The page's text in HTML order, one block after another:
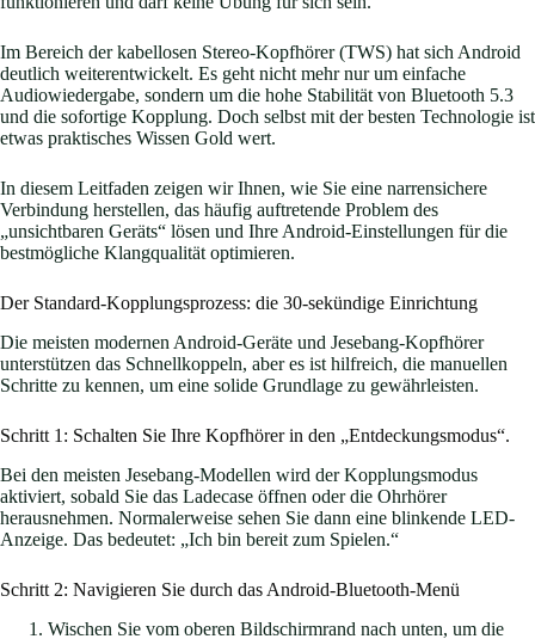
Im Bereich der kabellosen Stereo-Kopfhörer (TWS) hat sich Android
deutlich weiterentwickelt. Es geht nicht mehr nur um einfache
Audiowiedergabe, sondern um die hohe Stabilität von Bluetooth 5.3
und die sofortige Kopplung. Doch selbst mit der besten Technologie ist
etwas praktisches Wissen Gold wert.
In diesem Leitfaden zeigen wir Ihnen, wie Sie eine narrensichere
Verbindung herstellen, das häufig auftretende Problem des
„unsichtbaren Geräts“ lösen und Ihre Android-Einstellungen für die
bestmögliche Klangqualität optimieren.
Der Standard-Kopplungsprozess: die 30-sekündige Einrichtung
Die meisten modernen Android-Geräte und Jesebang-Kopfhörer
unterstützen das Schnellkoppeln, aber es ist hilfreich, die manuellen
Schritte zu kennen, um eine solide Grundlage zu gewährleisten.
Schritt 1: Schalten Sie Ihre Kopfhörer in den „Entdeckungsmodus“.
Bei den meisten Jesebang-Modellen wird der Kopplungsmodus
aktiviert, sobald Sie das Ladecase öffnen oder die Ohrhörer
herausnehmen. Normalerweise sehen Sie dann eine blinkende LED-
Anzeige. Das bedeutet: „Ich bin bereit zum Spielen.“
Schritt 2: Navigieren Sie durch das Android-Bluetooth-Menü
Wischen Sie vom oberen Bildschirmrand nach unten, um die